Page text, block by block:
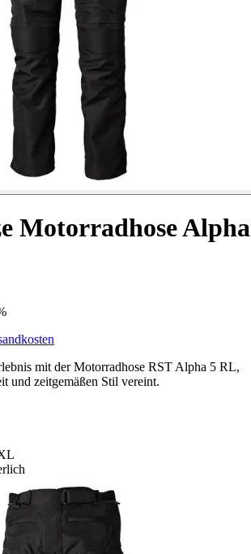
Motorradhose Alpha
mit der Motorradhose RST Alpha 5 RL,
und zeitgemäßen Stil vereint.